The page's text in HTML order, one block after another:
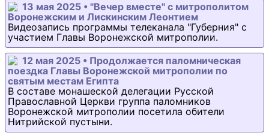
13 мая 2025 • "Вечер вместе" с митрополитом
Воронежским и Лискинским Леонтием
Видеозапись программы телеканала "Губерния" с
участием Главы Воронежской митрополии.
12 мая 2025 • Продолжается паломническая
поездка Главы Воронежской митрополии по
святым местам Египта
В составе монашеской делегации Русской
Православной Церкви группа паломников
Воронежской митрополии посетила обители
Нитрийской пустыни.